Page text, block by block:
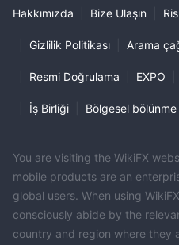
Hakkımızda Bize Ulaşın
Gizlilik Politikası Arama
Resmi Doğrulama EXPO
İş Birliği Bölgesel bölünme
You are visiting the WikiFX
mobile products are an
global users. When using
consciously abide by the
country and region where they